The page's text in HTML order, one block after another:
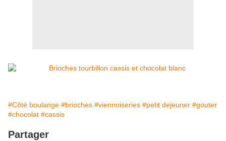
#Côté boulange #brioches #viennoiseries #petit dejeuner #gouter
#chocolat #cassis
Partager